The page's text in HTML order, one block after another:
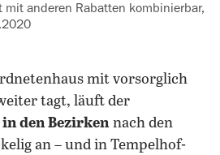
mit anderen Rabatten kombinierbar,
mit vorsorglich
tagt, läuft der
den Bezirken nach den
an – und in Tempelhof-